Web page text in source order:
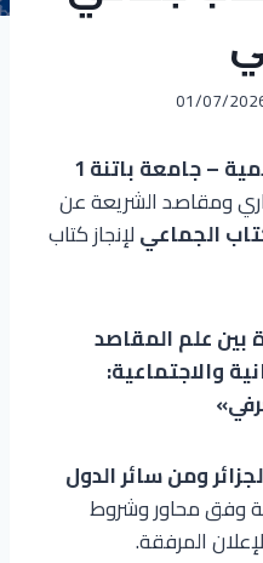
01/07/
– جامعة باتنة 1
ومقاصد الشريعة عن
الجماعيلإنجاز كتاب
بين علم المقاصد
والاجتماعية:
ومن سائر الدول
وفق محاور وشروط
المرفقة.